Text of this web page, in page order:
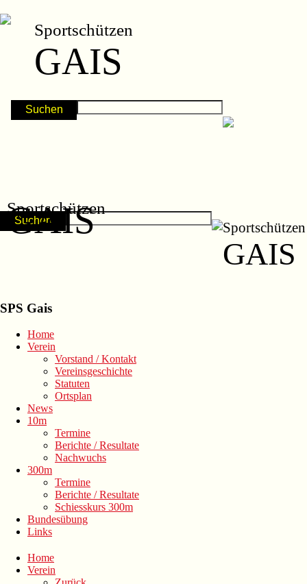
Sportschützen
GAIS
Sportschützen
GAIS Sportschützen
GAIS
SPS Gais
Home
Verein
Vorstand / Kontakt
Vereinsgeschichte
Statuten
Ortsplan
News
10m
Termine
Berichte / Resultate
Nachwuchs
300m
Termine
Berichte / Resultate
Schiesskurs 300m
Bundesübung
Links
Home
Verein